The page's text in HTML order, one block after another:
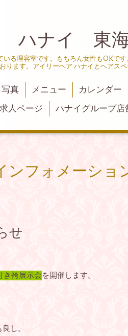
ハナイ 東
る理容室です。もちろん女性もOKで
ます。アイリーヘア ハナイとヘアス
写真 メニュー カレンダー
求人ページ ハナイグループ店
ンフォメーショ
せ
き袴展示会を開催します。
し。